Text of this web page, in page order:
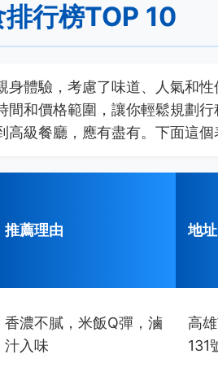
行榜TOP 10
身體驗，考慮了味道、人氣和
間和價格範圍，讓你輕鬆規劃
高級餐廳，應有盡有。下面這個
推薦理由 地址
香濃不膩，米飯Q彈，滷
汁入味
高
131